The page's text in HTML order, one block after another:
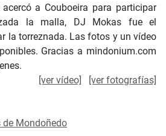
a Couboeira para participar
la malla, DJ Mokas fue el
la torreznada. Las fotos y un vídeo
Gracias a mindonium.com
[ver vídeo]
[ver fotografías]
de Mondoñedo